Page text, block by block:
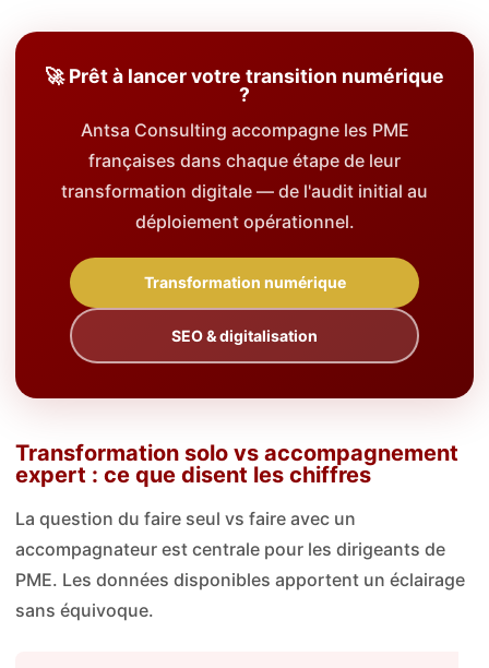
🚀 Prêt à lancer votre transition numérique
?
Antsa Consulting accompagne les PME
françaises dans chaque étape de leur
transformation digitale — de l'audit initial au
déploiement opérationnel.
Transformation numérique
SEO & digitalisation
Transformation solo vs accompagnement
expert : ce que disent les chiffres
La question du faire seul vs faire avec un
accompagnateur est centrale pour les dirigeants de
PME. Les données disponibles apportent un éclairage
sans équivoque.